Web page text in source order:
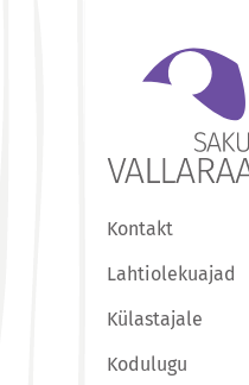
Kontakt
Lahtiolekuajad
Külastajale
Kodulugu